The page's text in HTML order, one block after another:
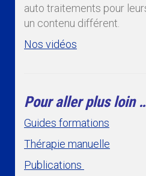
auto traitements pour
un contenu différent.
Nos vidéos
Pour aller plus loin
Guides formations
Thérapie manuelle
Publications